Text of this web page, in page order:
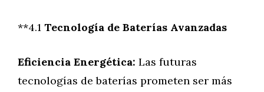
**4.1 Tecnología de Baterías Avanzadas
Eficiencia Energética: Las futuras
tecnologías de baterías prometen ser más